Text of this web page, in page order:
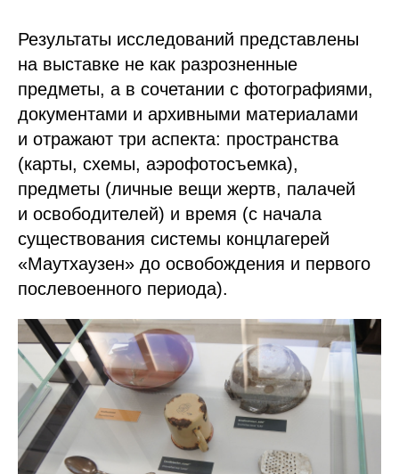
Результаты исследований представлены
на выставке не как разрозненные
предметы, а в сочетании с фотографиями,
документами и архивными материалами
и отражают три аспекта: пространства
(карты, схемы, аэрофотосъемка),
предметы (личные вещи жертв, палачей
и освободителей) и время (с начала
существования системы концлагерей
«Маутхаузен» до освобождения и первого
послевоенного периода).